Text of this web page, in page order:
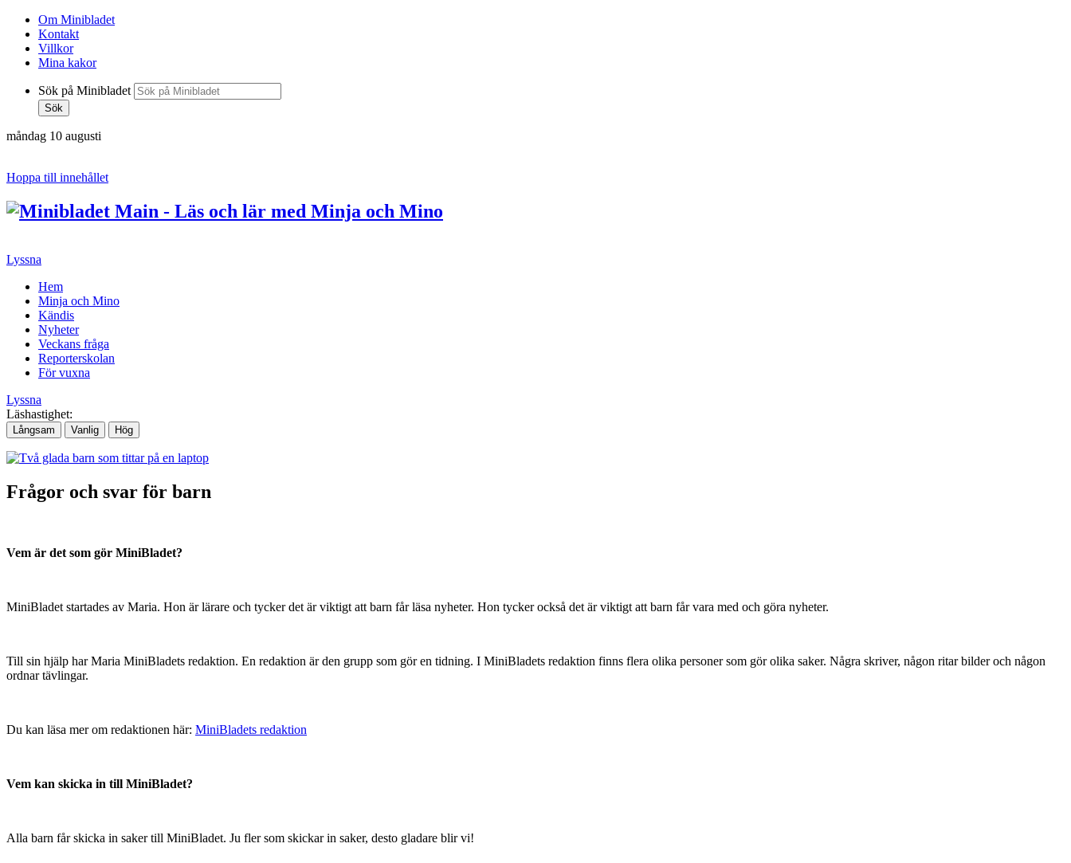
Om Minibladet
Kontakt
Villkor
Mina kakor
Sök på Minibladet
Sök
måndag 10 augusti
Hoppa till innehållet
Lyssna
Hem
Minja och Mino
Kändis
Nyheter
Veckans fråga
Reporterskolan
För vuxna
Lyssna
Läshastighet:
Långsam Vanlig Hög
Frågor och svar för barn
Vem är det som gör MiniBladet?
MiniBladet startades av Maria. Hon är lärare och tycker det är viktigt att barn får läsa nyheter. Hon tycker också det är viktigt att barn får vara med och göra nyheter.
Till sin hjälp har Maria MiniBladets redaktion. En redaktion är den grupp som gör en tidning. I MiniBladets redaktion finns flera olika personer som gör olika saker. Några skriver, någon ritar bilder och någon
ordnar tävlingar.
Du kan läsa mer om redaktionen här: MiniBladets redaktion
Vem kan skicka in till MiniBladet?
Alla barn får skicka in saker till MiniBladet. Ju fler som skickar in saker, desto gladare blir vi!